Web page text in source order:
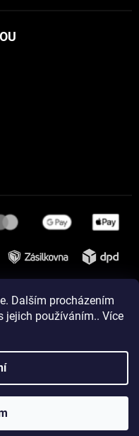
Dalším procházením
jejich používáním.. Více
Všechna práva vyhrazena.
cookies